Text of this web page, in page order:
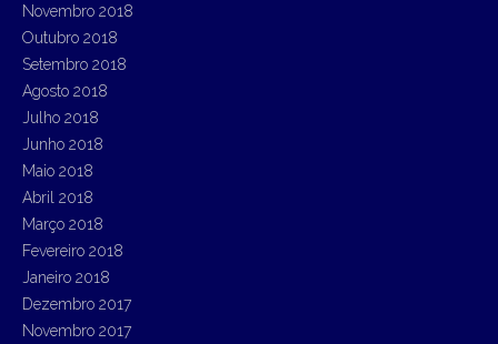
Novembro 2018
Outubro 2018
Setembro 2018
Agosto 2018
Julho 2018
Junho 2018
Maio 2018
Abril 2018
Março 2018
Fevereiro 2018
Janeiro 2018
Dezembro 2017
Novembro 2017